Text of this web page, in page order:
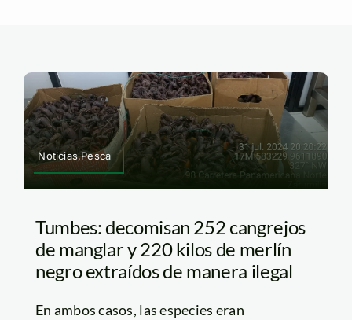
Noticias,Pesca
Tumbes: decomisan 252 cangrejos
de manglar y 220 kilos de merlín
negro extraídos de manera ilegal
En ambos casos, las especies eran